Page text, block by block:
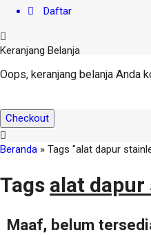
Daftar
Keranjang Belanja
Oops, keranjang belanja Anda
Checkout
Beranda » Tags "alat dapur
Tags alat dapur
Maaf, belum